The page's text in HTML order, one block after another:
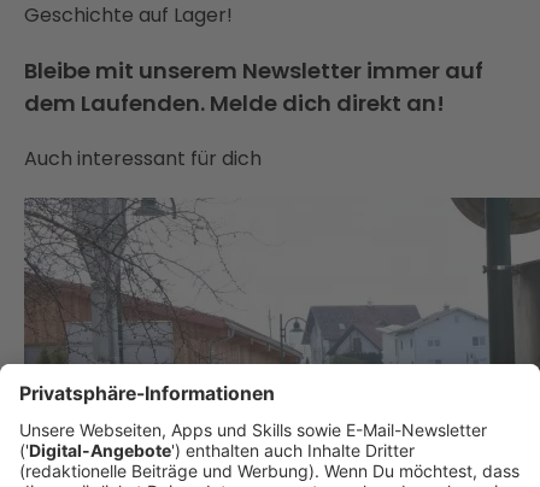
Geschichte auf Lager!
Bleibe mit unserem Newsletter immer auf
dem Laufenden. Melde dich direkt an!
Auch interessant für dich